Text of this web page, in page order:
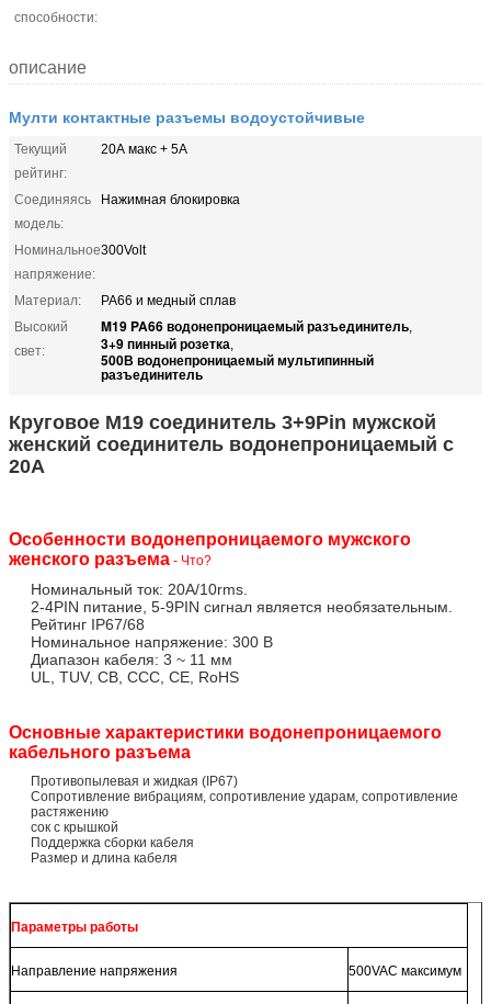
способности:
описание
Мулти контактные разъемы водоустойчивые
Текущий
рейтинг:
20А макс + 5А
Соединяясь
модель:
Нажимная блокировка
Номинальное
напряжение:
300Volt
Материал:
PA66 и медный сплав
Высокий
свет:
M19 PA66 водонепроницаемый разъединитель,
3+9 пинный розетка,
500В водонепроницаемый мультипинный
разъединитель
Круговое M19 соединитель 3+9Pin мужской
женский соединитель водонепроницаемый с
20A
Особенности водонепроницаемого мужского
женского разъема - Что?
Номинальный ток: 20A/10rms.
2-4PIN питание, 5-9PIN сигнал является необязательным.
Рейтинг IP67/68
Номинальное напряжение: 300 В
Диапазон кабеля: 3 ~ 11 мм
UL, TUV, CB, CCC, CE, RoHS
Основные характеристики водонепроницаемого
кабельного разъема
Противопылевая и жидкая (IP67)
Сопротивление вибрациям, сопротивление ударам, сопротивление
растяжению
сок с крышкой
Поддержка сборки кабеля
Размер и длина кабеля
Параметры работы
Направление напряжения 500VAC максимум